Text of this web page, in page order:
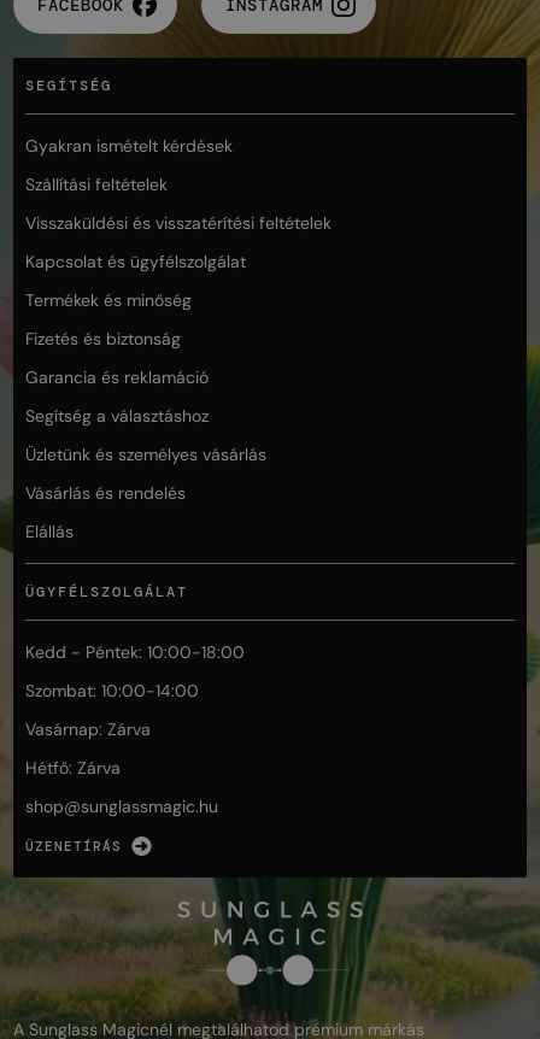
FACEBOOK INSTAGRAM
SEGÍTSÉG
Gyakran ismételt kérdések
Szállítási feltételek
Visszaküldési és visszatérítési feltételek
Kapcsolat és ügyfélszolgálat
Termékek és minőség
Fizetés és biztonság
Garancia és reklamáció
Segítség a választáshoz
Üzletünk és személyes vásárlás
Vásárlás és rendelés
Elállás
ÜGYFÉLSZOLGÁLAT
Kedd - Péntek: 10:00-18:00
Szombat: 10:00-14:00
Vasárnap: Zárva
Hétfő: Zárva
shop@sunglassmagic.hu
ÜZENETÍRÁS
A Sunglass Magicnél megtalálhatod prémium márkás